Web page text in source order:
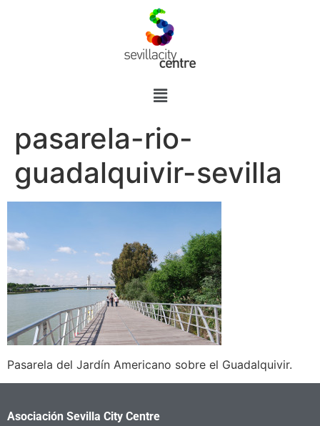
pasarela-rio-
guadalquivir-sevilla
Pasarela del Jardín Americano sobre el Guadalquivir.
Asociación Sevilla City Centre